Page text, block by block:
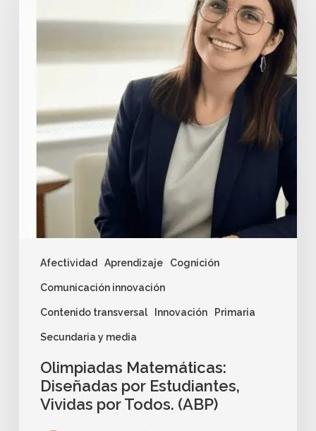
Afectividad Aprendizaje Cognición
Comunicación innovación
Contenido transversal Innovación Primaria
Secundaria y media
Olimpiadas Matemáticas:
Diseñadas por Estudiantes,
Vividas por Todos. (ABP)